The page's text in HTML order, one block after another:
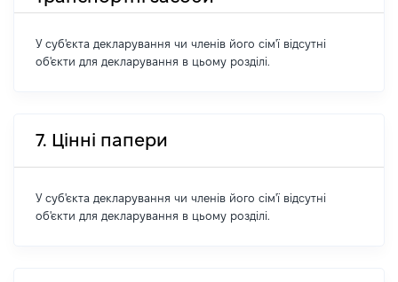
У суб'єкта декларування чи членів його сім'ї відсутні
об'єкти для декларування в цьому розділі.
7. Цінні папери
У суб'єкта декларування чи членів його сім'ї відсутні
об'єкти для декларування в цьому розділі.